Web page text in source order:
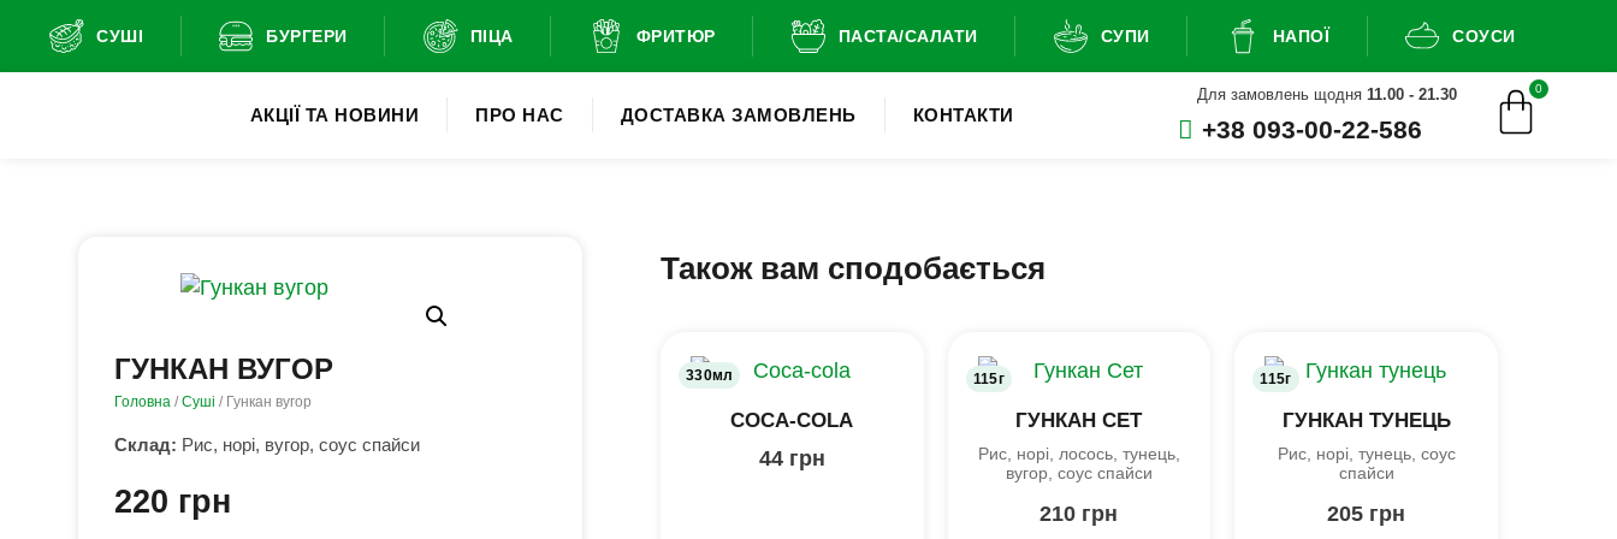
СУШІ БУРГЕРИ ПІЦА ФРИТЮР ПАСТА/САЛАТИ СУПИ НАПОЇ СОУСИ
АКЦІЇ ТА НОВИНИ ПРО НАС ДОСТАВКА ЗАМОВЛЕНЬ КОНТАКТИ
Для замовлень щодня11.00 - 21.30
+38 093-00-22-586
0
ГУНКАН ВУГОР
Головна /Суші / Гункан вугор
Склад: Рис, норі, вугор, соус спайси
220 грн
Також вам сподобається
COCA-COLA
330мл
44 грн
ГУНКАН СЕТ
115г
Рис, норі, лосось, тунець,
вугор, соус спайси
210 грн
ГУНКАН ТУНЕЦЬ
115г
Рис, норі, тунець, соус
спайси
205 грн